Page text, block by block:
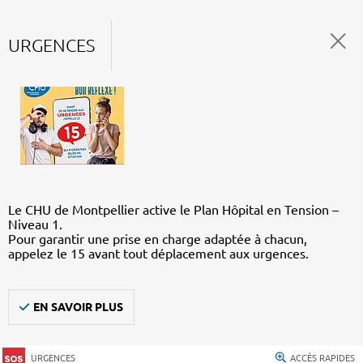
URGENCES
Le CHU de Montpellier active le Plan Hôpital en Tension –
Niveau 1.
Pour garantir une prise en charge adaptée à chacun,
appelez le 15 avant tout déplacement aux urgences.
EN SAVOIR PLUS
URGENCES ACCÈS RAPIDES